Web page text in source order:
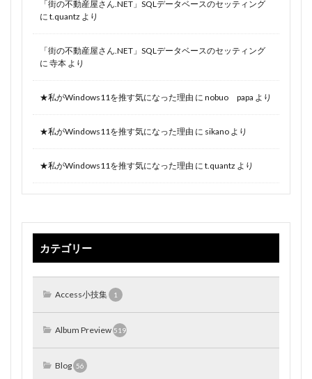
「街の不動産屋さん.NET」SQLデータベースのセッティング
に t.quantz より
「街の不動産屋さん.NET」SQLデータベースのセッティング
に 寺本 より
★私がWindows11を推す気になった理由 に nobuo papa より
★私がWindows11を推す気になった理由 に sikano より
★私がWindows11を推す気になった理由 に t.quantz より
カテゴリー
Access小技集 1
Album Preview 519
Blog 56